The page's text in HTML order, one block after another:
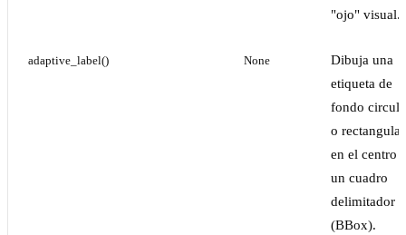
"ojo" visual.
adaptive_label() None
Dibuja una
etiqueta de
fondo
o rectangular
en el centro
un cuadro
delimitador
(BBox).